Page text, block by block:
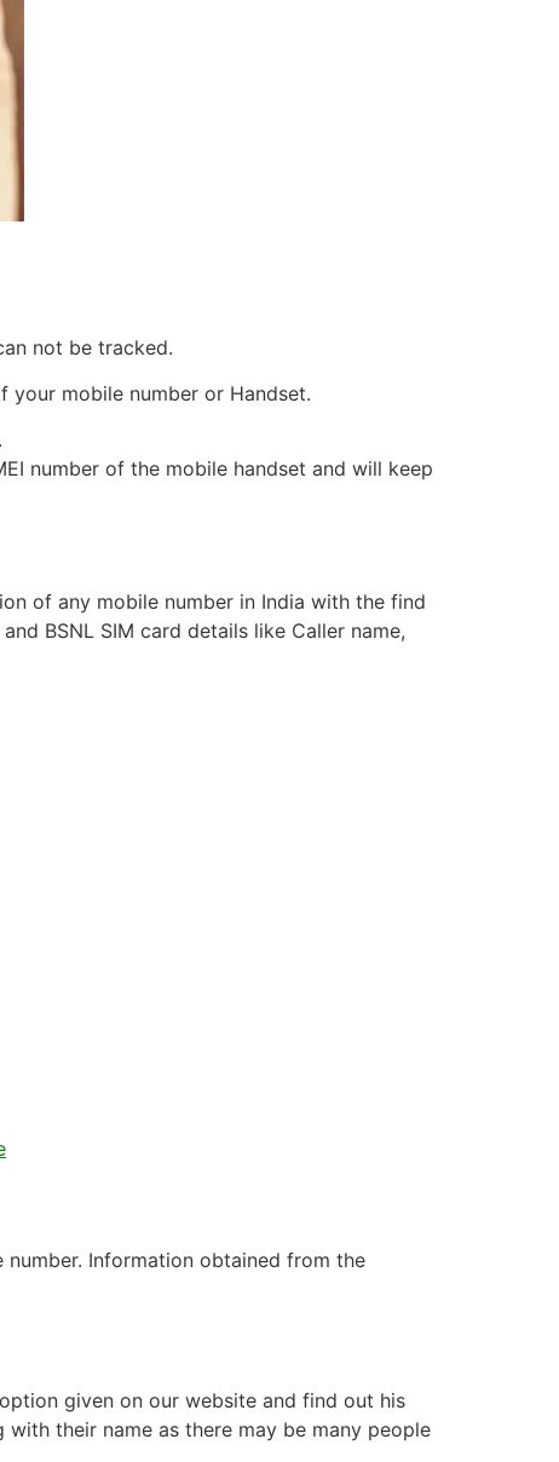
not be tracked.
mobile number or Handset.
number of the mobile handset and will keep
of any mobile number in India with the find
BSNL SIM card details like Caller name,
number. Information obtained from the
given on our website and find out his
with their name as there may be many people